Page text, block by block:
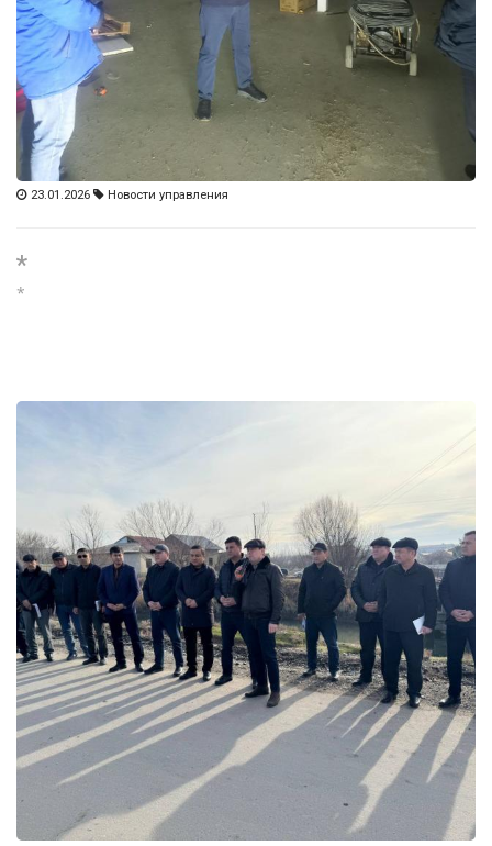
23.01.2026 Новости управления
*
*